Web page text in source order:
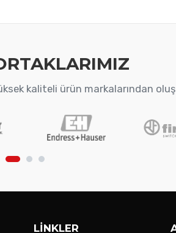
kaliteli ürün markalarından
LINKLER